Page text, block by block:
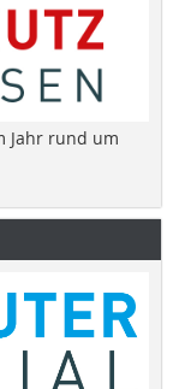
Jahr rund um